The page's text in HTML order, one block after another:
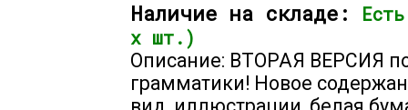
Наличие на складе:
х шт.)
Описание: ВТОРАЯ ВЕРСИЯ
грамматики! Новое